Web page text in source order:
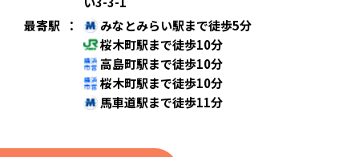
最寄駅
：
みなとみらい駅まで徒歩5分
桜木町駅まで徒歩10分
高島町駅まで徒歩10分
桜木町駅まで徒歩10分
馬車道駅まで徒歩11分